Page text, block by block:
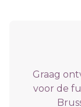
Graag
voor de